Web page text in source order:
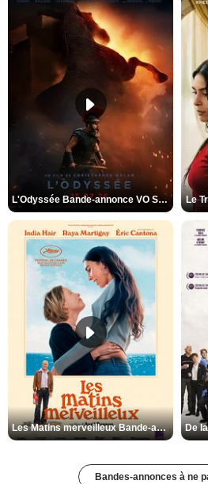
L'Odyssée Bande-annonce VO STFR Le
Les Matins merveilleux Bande-annonce VF
Bandes-annonces à ne